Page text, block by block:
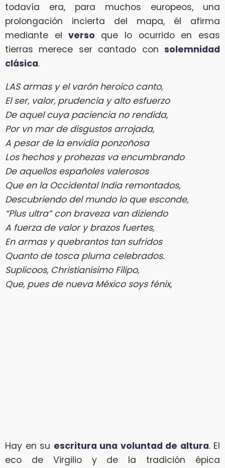
todavía era, para muchos europeos, una
prolongación incierta del mapa, él afirma
mediante elverso que lo ocurrido en esas
tierras merece ser cantado con solemnidad
clásica.
LAS armas y el varón heroico canto,
El ser, valor, prudencia y alto esfuerzo
De aquel cuya paciencia no rendida,
Por vn mar de disgustos arrojada,
A pesar de la envidia ponzoñosa
Los hechos y prohezas va encumbrando
De aquellos españoles valerosos
Que en la Occidental India remontados,
Descubriendo del mundo lo que esconde,
“Plus ultra” con braveza van diziendo
A fuerza de valor y brazos fuertes,
En armas y quebrantos tan sufridos
Quanto de tosca pluma celebrados.
Suplicoos, Christianísimo Filipo,
Que, pues de nueva México soys fénix,
Hay en su escritura una voluntad de altura. El
eco de Virgilio y de la tradición épica